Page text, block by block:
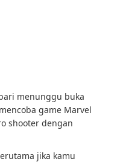
menunggu buka
game Marvel
shooter dengan
jika kamu